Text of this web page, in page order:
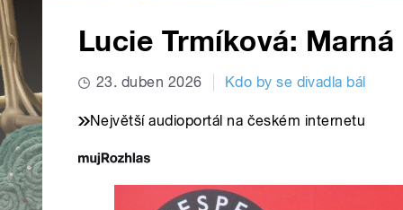
Lucie Trmíková:
23. duben 2026 Kdo by se divadla bál
Největší audioportál na českém internetu